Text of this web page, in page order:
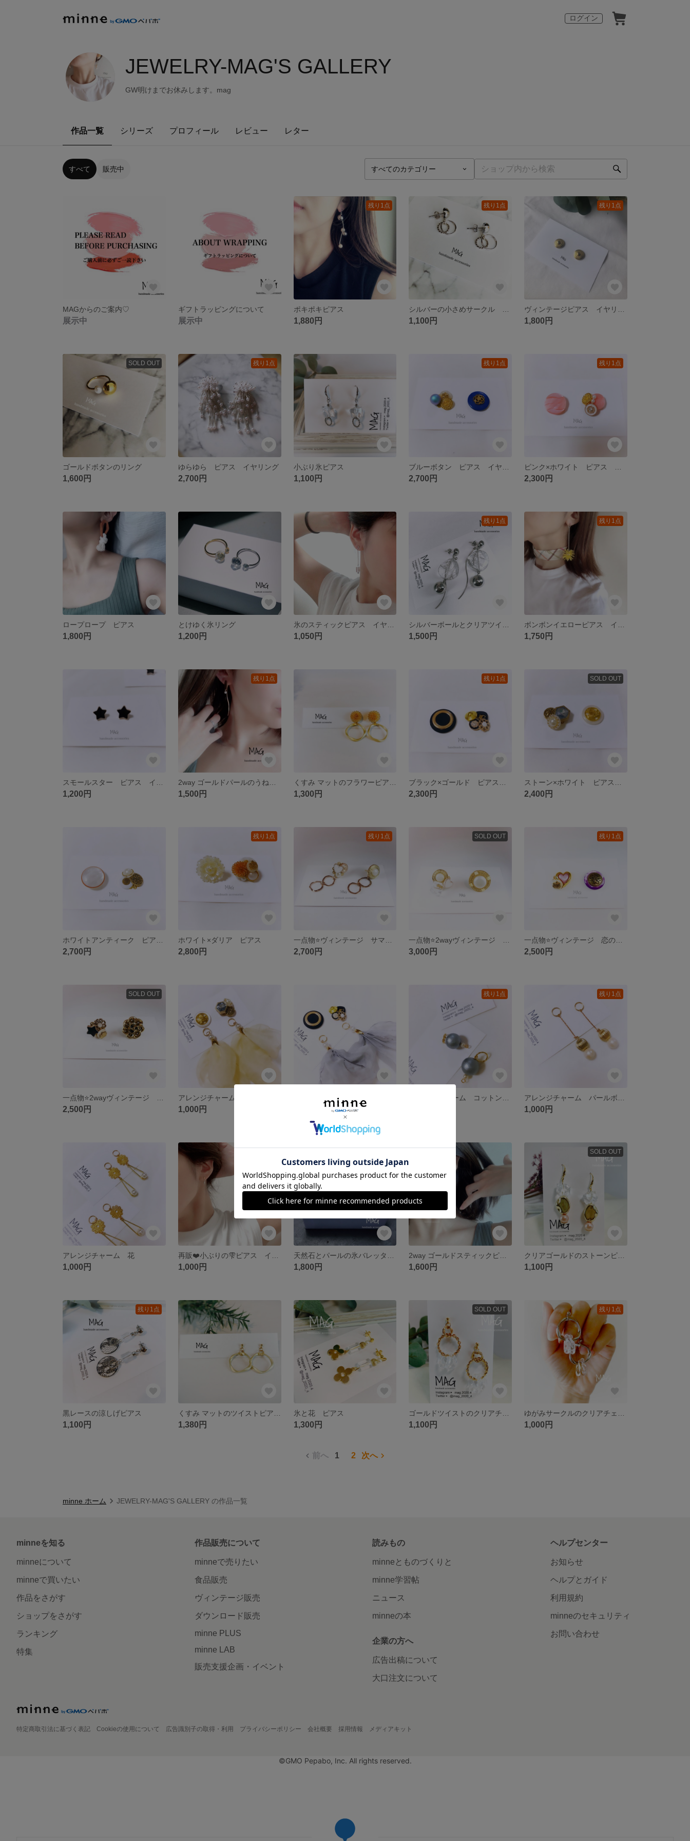
ログイン
JEWELRY-MAG'S GALLERY
GW明けまでお休みします。mag
作品一覧 シリーズ プロフィール レビュー レター
すべて 販売中
MAGからのご案内♡
展示中
ギフトラッピングについて
展示中
残り1点
ポキポキピアス
1,880円
残り1点
1,100円
残り1点
1,800円
SOLD OUT
ゴールドボタンのリング
1,600円
残り1点
ゆらゆら ピアス イヤリング
2,700円
小ぶり氷ピアス
1,100円
残り1点
2,700円
残り1点
2,300円
ロープロープ ピアス
1,800円
とけゆく氷リング
1,200円 1,050円
残り1点
1,500円
残り1点
1,750円
1,200円
残り1点
1,500円 1,300円
残り1点
2,300円
SOLD OUT
2,400円
2,700円
残り1点
ホワイト×ダリア ピアス
2,800円
残り1点
2,700円
SOLD OUT
3,000円
残り1点
2,500円
SOLD OUT
2,500円 1,000円
残り1点 残り1点
1,000円
アレンジチャーム 花
1,000円 1,000円 1,800円 1,600円
SOLD OUT
1,100円
残り1点
黒レースの涼しげピアス
1,100円 1,380円
氷と花 ピアス
1,300円
SOLD OUT
1,100円
残り1点
1,000円
前へ 1 2 次へ
minne ホーム JEWELRY-MAG'S GALLERY の作品一覧
minneを知る
minneについて
minneで買いたい
作品をさがす
ショップをさがす
ランキング
特集
作品販売について
minneで売りたい
食品販売
ヴィンテージ販売
ダウンロード販売
minne PLUS
minne LAB
販売支援企画・イベント
読みもの
minneとものづくりと
minne学習帖
ニュース
minneの本
企業の方へ
広告出稿について
大口注文について
ヘルプセンター
お知らせ
ヘルプとガイド
利用規約
minneのセキュリティ
お問い合わせ
特定商取引法に基づく表記 Cookieの使用について 広告識別子の取得・利用 プライバシーポリシー 会社概要 採用情報 メディアキット
©GMO Pepabo, Inc. All rights reserved.